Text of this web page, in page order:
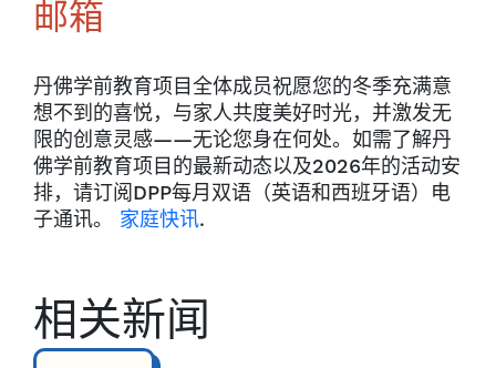
邮箱
丹佛学前教育项目全体成员祝愿您的冬季充满意
想不到的喜悦，与家人共度美好时光，并激发无
限的创意灵感——无论您身在何处。如需了解丹
佛学前教育项目的最新动态以及2026年的活动安
排，请订阅DPP每月双语（英语和西班牙语）电
子通讯。
家庭快讯.
相关新闻